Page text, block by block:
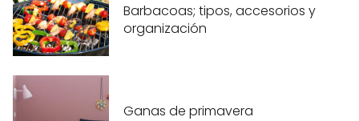
Barbacoas; tipos, accesorios y
organización
Ganas de primavera